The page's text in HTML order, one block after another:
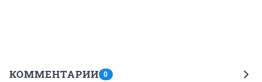
КОММЕНТАРИИ 0